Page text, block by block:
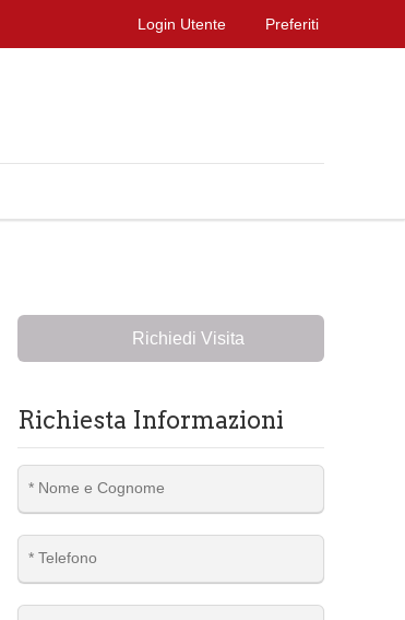
Login Utente Preferiti
Richiedi Visita
Richiesta Informazioni